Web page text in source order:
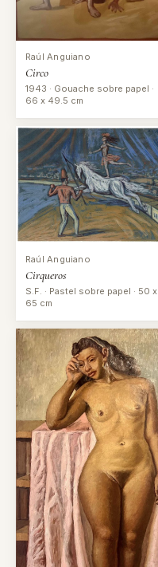
Raúl Anguiano
Circo
1943 · Gouache sobre papel ·
66 x 49.5 cm
Raúl Anguiano
Cirqueros
S.F. · Pastel sobre papel · 50 x
65 cm